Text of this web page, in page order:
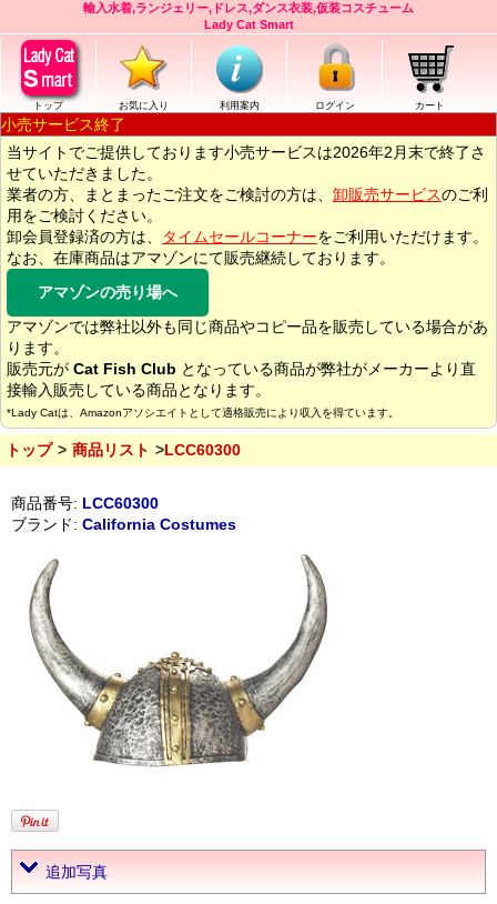
輸入水着,ランジェリー,ドレス,ダンス衣装,仮装コスチューム
Lady Cat Smart
トップ お気に入り 利用案内 ログイン カート
小売サービス終了
当サイトでご提供しております小売サービスは2026年2月末で終了さ
せていただきました。
業者の方、まとまったご注文をご検討の方は、 卸販売サービスのご利
用をご検討ください。
卸会員登録済の方は、
タイムセールコーナーをご利用いただけます。
なお、在庫商品はアマゾンにて販売継続しております。
アマゾンの売り場へ
アマゾンでは弊社以外も同じ商品やコピー品を販売している場合があ
ります。
販売元が Cat Fish Club となっている商品が弊社がメーカーより直
接輸入販売している商品となります。
*Lady Catは、Amazonアソシエイトとして適格販売により収入を得ています。
トップ 商品リスト LCC60300
商品番号: LCC60300
ブランド: California Costumes
追加写真